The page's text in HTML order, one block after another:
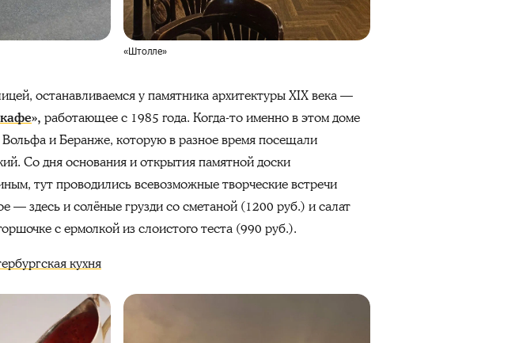
«Штолле»
останавливаемся у памятника архитектуры XIX века —
», работающее с 1985 года. Когда-то именно в этом доме
и Беранже, которую в разное время посещали
Со дня основания и открытия памятной доски
тут проводились всевозможные творческие встречи
— здесь и солёные грузди со сметаной (1200 руб.) и салат
с ермолкой из слоистого теста (990 руб.).
кухня